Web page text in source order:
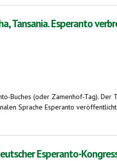
Tansania. Esperanto
(oder Zamenhof-Tag). Der
Sprache Esperanto veröffentlicht.
weltweit
Esperanto-